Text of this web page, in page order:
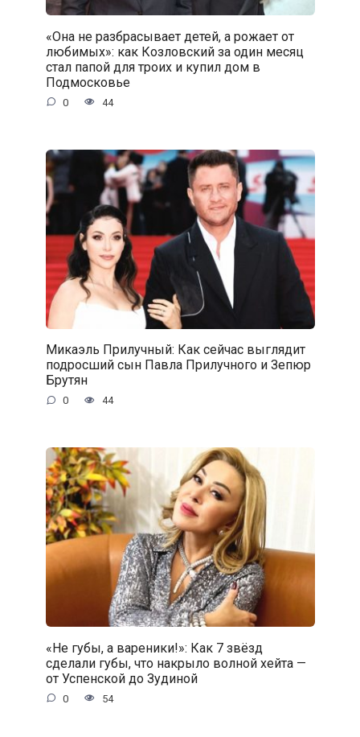
«Она не разбрасывает детей, а рожает от
любимых»: как Козловский за один месяц
стал папой для троих и купил дом в
Подмосковье
0 44
Микаэль Прилучный: Как сейчас выглядит
подросший сын Павла Прилучного и Зепюр
Брутян
0 44
«Не губы, а вареники!»: Как 7 звёзд
сделали губы, что накрыло волной хейта —
от Успенской до Зудиной
0 54